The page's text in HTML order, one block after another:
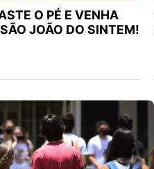
O PÉ E VENHA
JOÃO DO SINTEM!